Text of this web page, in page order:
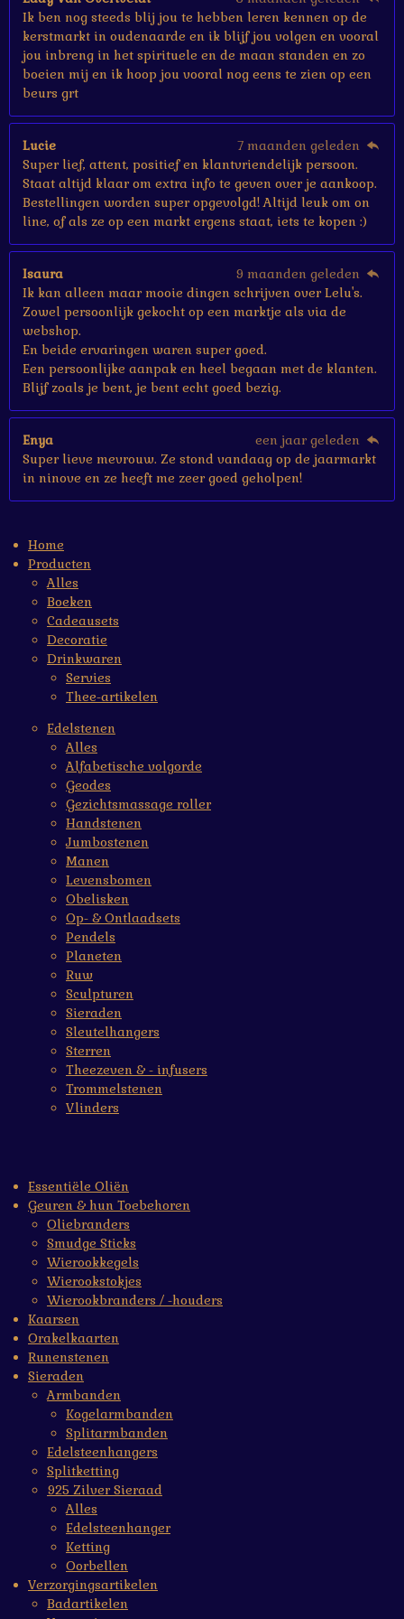
Ik ben nog steeds blij jou te hebben leren kennen op de
kerstmarkt in oudenaarde en ik blijf jou volgen en vooral
jou inbreng in het spirituele en de maan standen en zo
boeien mij en ik hoop jou vooral nog eens te zien op een
beurs grt
Lucie
7 maanden geleden
Super lief, attent, positief en klantvriendelijk persoon.
Staat altijd klaar om extra info te geven over je aankoop.
Bestellingen worden super opgevolgd! Altijd leuk om on
line, of als ze op een markt ergens staat, iets te kopen :)
Isaura
9 maanden geleden
Ik kan alleen maar mooie dingen schrijven over Lelu's.
Zowel persoonlijk gekocht op een marktje als via de
webshop.
En beide ervaringen waren super goed.
Een persoonlijke aanpak en heel begaan met de klanten.
Blijf zoals je bent, je bent echt goed bezig.
Enya
een jaar geleden
Super lieve mevrouw. Ze stond vandaag op de jaarmarkt
in ninove en ze heeft me zeer goed geholpen!
Home
Producten
Alles
Boeken
Cadeausets
Decoratie
Drinkwaren
Servies
Thee-artikelen
Edelstenen
Alles
Alfabetische volgorde
Geodes
Gezichtsmassage roller
Handstenen
Jumbostenen
Manen
Levensbomen
Obelisken
Op- & Ontlaadsets
Pendels
Planeten
Ruw
Sculpturen
Sieraden
Sleutelhangers
Sterren
Theezeven & - infusers
Trommelstenen
Vlinders
Essentiële Oliën
Geuren & hun Toebehoren
Oliebranders
Smudge Sticks
Wierookkegels
Wierookstokjes
Wierookbranders / -houders
Kaarsen
Orakelkaarten
Runenstenen
Sieraden
Armbanden
Kogelarmbanden
Splitarmbanden
Edelsteenhangers
Splitketting
925 Zilver Sieraad
Alles
Edelsteenhanger
Ketting
Oorbellen
Verzorgingsartikelen
Badartikelen